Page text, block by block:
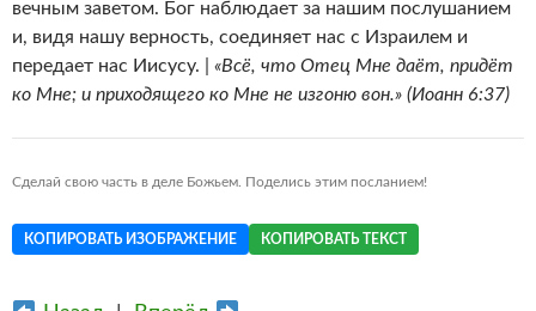
вечным заветом. Бог наблюдает за нашим послушанием
и, видя нашу верность, соединяет нас с Израилем и
передает нас Иисусу. | «Всё, что Отец Мне даёт, придёт
ко Мне; и приходящего ко Мне не изгоню вон.» (Иоанн 6:37)
Сделай свою часть в деле Божьем. Поделись этим посланием!
КОПИРОВАТЬ ИЗОБРАЖЕНИЕ КОПИРОВАТЬ ТЕКСТ